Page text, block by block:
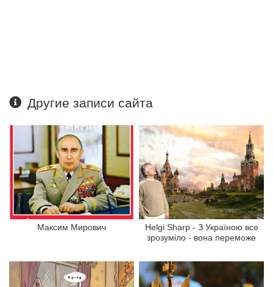
Другие записи сайта
Максим Мирович
Helgi Sharp - З Україною все
зрозуміло - вона переможе